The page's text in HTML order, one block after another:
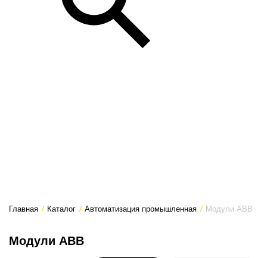
Главная / Каталог / Автоматизация промышленная / Модули ABB
Модули ABB